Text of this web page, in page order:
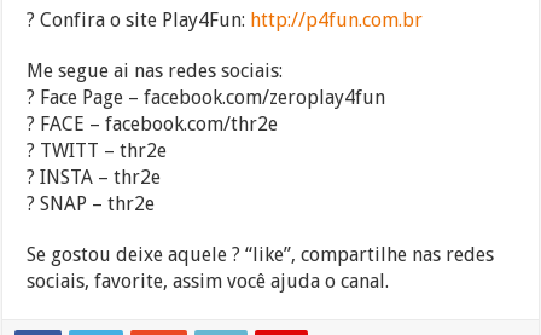
? Confira o site Play4Fun: http://p4fun.com.br
Me segue ai nas redes sociais:
? Face Page – facebook.com/zeroplay4fun
? FACE – facebook.com/thr2e
? TWITT – thr2e
? INSTA – thr2e
? SNAP – thr2e
Se gostou deixe aquele ? “like”, compartilhe nas redes
sociais, favorite, assim você ajuda o canal.